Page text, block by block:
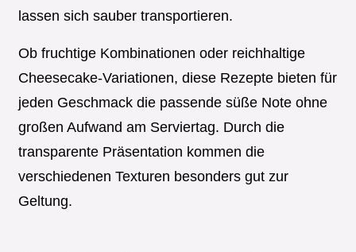
lassen sich sauber transportieren.
Ob fruchtige Kombinationen oder reichhaltige
Cheesecake-Variationen, diese Rezepte bieten für
jeden Geschmack die passende süße Note ohne
großen Aufwand am Serviertag. Durch die
transparente Präsentation kommen die
verschiedenen Texturen besonders gut zur
Geltung.